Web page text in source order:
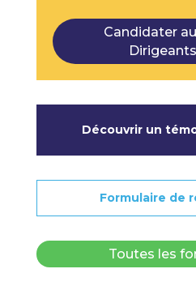
Candidater
Découvrir un
Formulaire de
Toutes les